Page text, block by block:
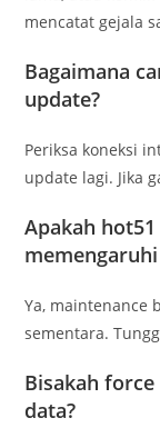
mencatat gejala
Bagaimana
update?
Periksa koneksi
update lagi. Jika
Apakah
Ya, maintenance
sementara.
Bisakah
data?